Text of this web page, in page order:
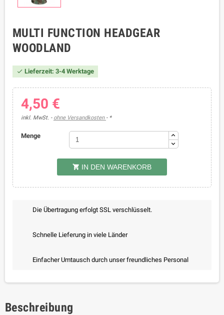
MULTI FUNCTION HEADGEAR
WOODLAND
 Lieferzeit: 3-4 Werktage
4,50 €
inkl. MwSt. ohne Versandkosten *
Menge
 IN DEN WARENKORB
Die Übertragung erfolgt SSL verschlüsselt.
Schnelle Lieferung in viele Länder
Einfacher Umtausch durch unser freundliches Personal
Beschreibung